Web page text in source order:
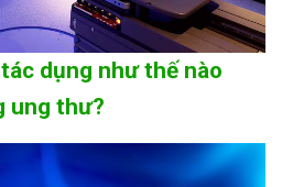
dụng như thế nào
ung thư?